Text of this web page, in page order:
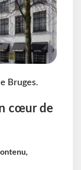
Bruges.
cœur de